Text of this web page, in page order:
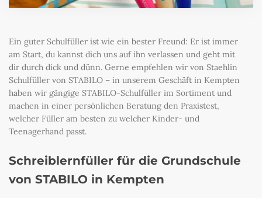
Ein guter Schulfüller ist wie ein bester Freund: Er ist immer
am Start, du kannst dich uns auf ihn verlassen und geht mit
dir durch dick und dünn. Gerne empfehlen wir von Staehlin
Schulfüller von STABILO – in unserem Geschäft in Kempten
haben wir gängige STABILO-Schulfüller im Sortiment und
machen in einer persönlichen Beratung den Praxistest,
welcher Füller am besten zu welcher Kinder- und
Teenagerhand passt.
Schreiblernfüller für die Grundschule
von STABILO in Kempten